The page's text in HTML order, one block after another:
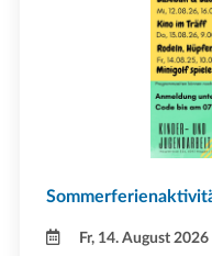
Fr, 14. August 2026